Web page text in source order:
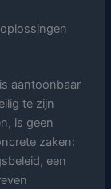
aantoonbaar
te zijn
is geen
zaken:
een